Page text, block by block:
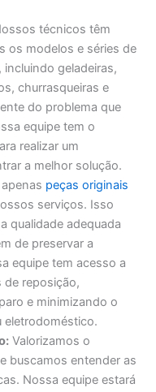
técnicos têm
os modelos e séries de
geladeiras,
churrasqueiras e
do problema que
equipe tem o
realizar um
a melhor solução.
peças originais
serviços. Isso
qualidade adequada
de preservar a
equipe tem acesso a
de reposição,
e minimizando o
eletrodoméstico.
Valorizamos o
buscamos entender as
Nossa equipe estará